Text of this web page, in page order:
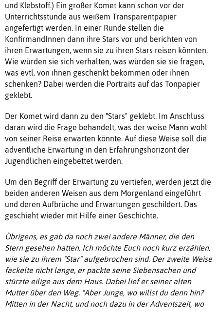
und Klebstoff.) Ein großer Komet kann schon vor der
Unterrichtsstunde aus weißem Transparentpapier
angefertigt werden. In einer Runde stellen die
KonfirmandInnen dann ihre Stars vor und berichten von
ihren Erwartungen, wenn sie zu ihren Stars reisen könnten.
Wie würden sie sich verhalten, was würden sie sie fragen,
was evtl. von ihnen geschenkt bekommen oder ihnen
schenken? Dabei werden die Portraits auf das Tonpapier
geklebt.
Der Komet wird dann zu den "Stars" geklebt. Im Anschluss
daran wird die Frage behandelt, was der weise Mann wohl
von seiner Reise erwarten könnte. Auf diese Weise soll die
adventliche Erwartung in den Erfahrungshorizont der
Jugendlichen eingebettet werden.
Um den Begriff der Erwartung zu vertiefen, werden jetzt die
beiden anderen Weisen aus dem Morgenland eingeführt
und deren Aufbrüche und Erwartungen geschildert. Das
geschieht wieder mit Hilfe einer Geschichte.
Übrigens, es gab da noch zwei andere Männer, die den
Stern gesehen hatten. Ich möchte Euch noch kurz erzählen,
wie sie zu ihrem "Star" aufgebrochen sind. Der zweite Weise
fackelte nicht lange, er packte seine Siebensachen und
stürzte eilige aus dem Haus. Dabei lief er seiner alten
Mutter über den Weg. "Aber Junge, wo willst du denn hin?
Mitten in der Nacht, und noch dazu in der Adventszeit, wo